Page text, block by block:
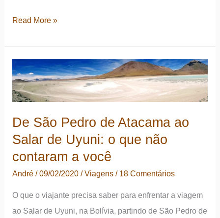
Uma
2.700km
e
11
em
duas
rodas
pelo
interior
do
Read More »
De São Pedro de Atacama ao
Salar de Uyuni: o que não
contaram a você
André/09/02/2020/Viagens / 18 Comentários
O que o viajante precisa saber para enfrentar a viagem
ao Salar de Uyuni, na Bolívia, partindo de São Pedro de